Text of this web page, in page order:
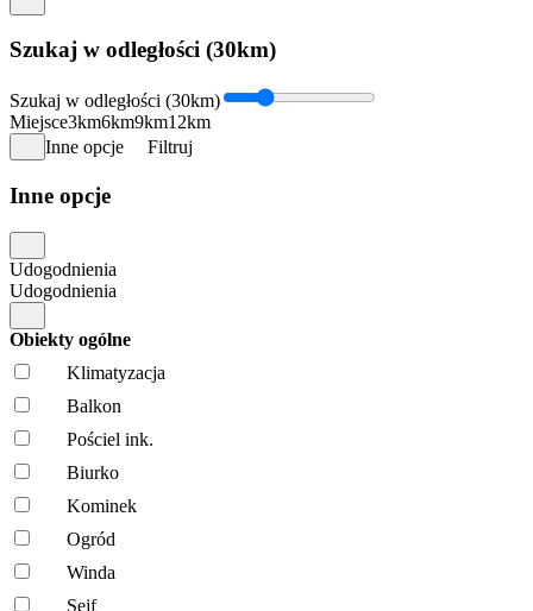
Szukaj w odległości (30km)
Szukaj w odległości (30km)
Miejsce3km6km9km12km
Inne opcje
Filtruj
Inne opcje
Udogodnienia
Udogodnienia
Obiekty ogólne
Klimatyzacja
Balkon
Pościel ink.
Biurko
Kominek
Ogród
Winda
Sejf